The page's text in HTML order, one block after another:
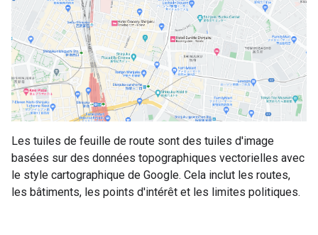
Les tuiles de feuille de route sont des tuiles d'image
basées sur des données topographiques vectorielles avec
le style cartographique de Google. Cela inclut les routes,
les bâtiments, les points d'intérêt et les limites politiques.